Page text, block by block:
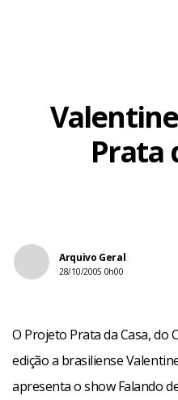
Prata
Arquivo Geral
28/10/2005 0h00
O Projeto Prata da Casa, do
edição a brasiliense
apresenta o show Falando